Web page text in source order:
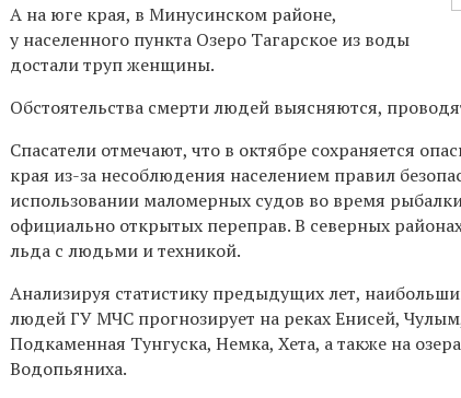
А на юге края, в Минусинском районе,
у населенного пункта Озеро Тагарское из воды
достали труп женщины.
Обстоятельства смерти людей выясняются,
Спасатели отмечают, что в октябре сохраняется
края из-за несоблюдения населением правил
использовании маломерных судов во время
официально открытых переправ. В северных
льда с людьми и техникой.
Анализируя статистику предыдущих лет,
людей ГУ МЧС прогнозирует на реках Енисей,
Подкаменная Тунгуска,Немка, Хета, а также на
Водопьяниха.